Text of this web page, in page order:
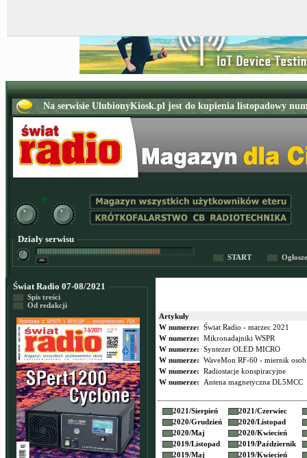
Działy serwisu
START
Świat Radio 07-08/2021
Spis treści
Od redakcji
Artykuły
W numerze: Świat Radio - marzec 2021
W numerze: Mikronadajniki WSPR
W numerze: Syntezer OLED MICRO
W numerze: WaveMon RF-60 - miernik
W numerze: Radiostacje konspiracyjne
W numerze:
Antena magnetyczna DL5MCC
2021/Sierpień 2021/Czerwiec
2020/Grudzień 2020/Listopad
2020/Maj 2020/Kwiecień
2019/Listopad 2019/Październik
2019/Maj 2019/Kwiecień